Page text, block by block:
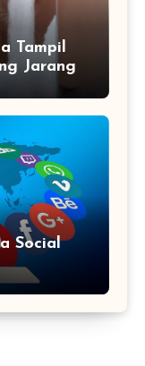
Tampil
Jarang
Social